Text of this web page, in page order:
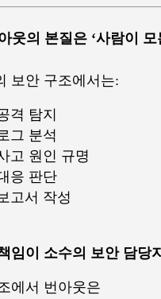
웃의 본질은 ‘사람이
보안 구조에서는:
격 탐지
그 분석
고 원인 규명
응 판단
고서 작성
임이 소수의 보안 담당
에서 번아웃은